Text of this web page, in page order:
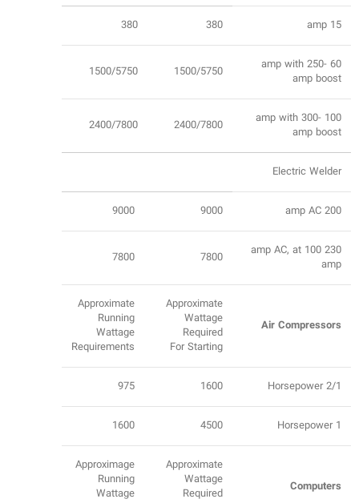
15 amp
380
380
60 amp with 250-
amp boost
1500/5750
1500/5750
100 amp with 300-
amp boost
2400/7800
2400/7800
Electric Welder
200 amp AC
9000
9000
230 amp AC, at 100
amp
7800
7800
Air Compressors
Approximate
Wattage
Required
For Starting
Approximate
Running
Wattage
Requirements
2/1 Horsepower
1600
975
1 Horsepower
4500
1600
Computers
Approximate
Wattage
Required
Approximage
Running
Wattage